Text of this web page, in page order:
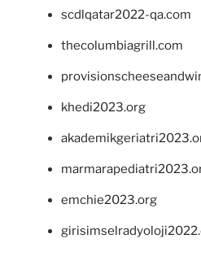
scdlqatar2022-qa.com
thecolumbiagrill.com
khedi2023.org
emchie2023.org